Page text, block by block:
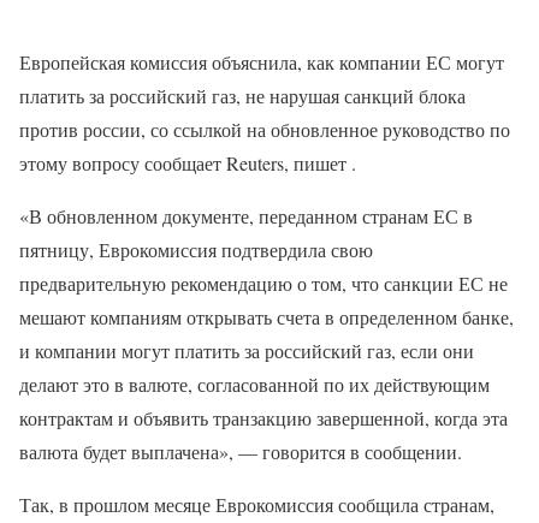
Европейская комиссия объяснила, как компании ЕС могут
платить за российский газ, не нарушая санкций блока
против россии, со ссылкой на обновленное руководство по
этому вопросу сообщает Reuters, пишет .
«В обновленном документе, переданном странам ЕС в
пятницу, Еврокомиссия подтвердила свою
предварительную рекомендацию о том, что санкции ЕС не
мешают компаниям открывать счета в определенном банке,
и компании могут платить за российский газ, если они
делают это в валюте, согласованной по их действующим
контрактам и объявить транзакцию завершенной, когда эта
валюта будет выплачена», — говорится в сообщении.
Так, в прошлом месяце Еврокомиссия сообщила странам,